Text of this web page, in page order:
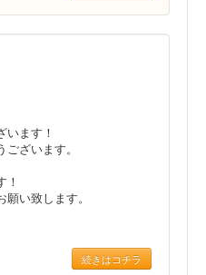
います！
ざいます。
！
い致します。
続きはコチラ